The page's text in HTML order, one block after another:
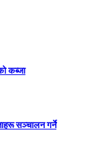
कब्जा
सञ्चालन गर्ने